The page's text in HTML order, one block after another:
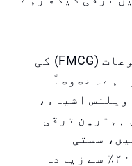
تیز رفتار صارفین کی مصنوعات (FMCG) کی
ہوا ہے۔ خصوصاً
اشیاء،
بہترین ترقی
سستی
مصنوعات کے زمرے میں بھی ۲۰٪ سے زیادہ